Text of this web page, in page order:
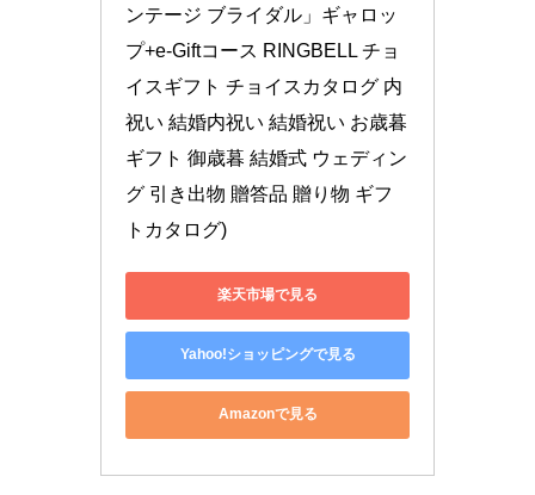
ンテージ ブライダル」ギャロッ
プ+e-Giftコース RINGBELL チョ
イスギフト チョイスカタログ 内
祝い 結婚内祝い 結婚祝い お歳暮
ギフト 御歳暮 結婚式 ウェディン
グ 引き出物 贈答品 贈り物 ギフ
トカタログ)
楽天市場で見る
Yahoo!ショッピングで見る
Amazonで見る